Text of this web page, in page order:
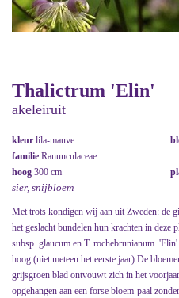
Thalictrum 'Elin'
akeleiruit
kleur lila-mauve
familie Ranunculaceae
hoog 300 cm
sier, snijbloem
Met trots kondigen wij aan uit Zweden: de
het geslacht bundelen hun krachten in deze
subsp. glaucum en T. rochebrunianum.
hoog (niet meteen het eerste jaar) De
grijsgroen blad ontvouwt zich in het
opgehangen aan een forse bloem-paal